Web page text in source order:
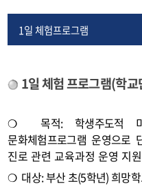
1일 체험프로그램
특화 프로그램
특강
1일 체험 프로그램(학교
❍목적: 학생주도적
문화체험프로그램 운영으로
진로 관련 교육과정 운영 지원
❍ 대상:부산 초(5학년) 희망